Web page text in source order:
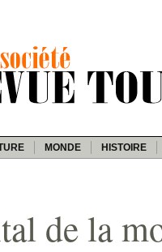
MONDE HISTOIRE
de la